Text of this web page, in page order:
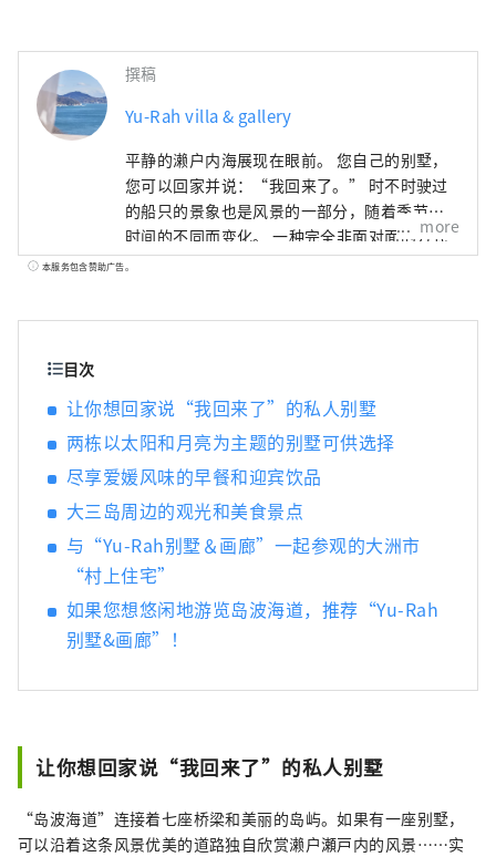
撰稿
Yu-Rah villa & gallery
平静的濑户内海展现在眼前。 您自己的别墅，
您可以回家并说：“我回来了。” 时不时驶过
的船只的景象也是风景的一部分，随着季节和
时间的不同而变化。 一种完全非面对面的方式
来保护您的隐私。 请在“Yu-Rah”度过您自己
more
本服务包含赞助广告。
目次
让你想回家说“我回来了”的私人别墅
两栋以太阳和月亮为主题的别墅可供选择
尽享爱媛风味的早餐和迎宾饮品
大三岛周边的观光和美食景点
与“Yu-Rah别墅＆画廊”一起参观的大洲市
“村上住宅”
如果您想悠闲地游览岛波海道，推荐“Yu-Rah
别墅&画廊”！
让你想回家说“我回来了”的私人别墅
“岛波海道”连接着七座桥梁和美丽的岛屿。如果有一座别墅，
可以沿着这条风景优美的道路独自欣赏濑户瀬戸内的风景……实